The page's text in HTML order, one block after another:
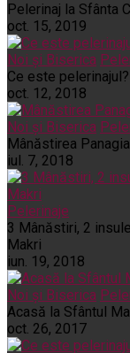
Pelerinaj la Sfânta
oct. 15, 2019
Noi și Biserica
Ce este pelerinajul?
oct. 12, 2018
Noi și Biserica
Mânăstirea
iul. 7, 2018
Pelerinaje
3 Mânăstiri, 2
Makri
iun. 19, 2018
Noi și Biserica
Acasă la Sfântul
oct. 26, 2017